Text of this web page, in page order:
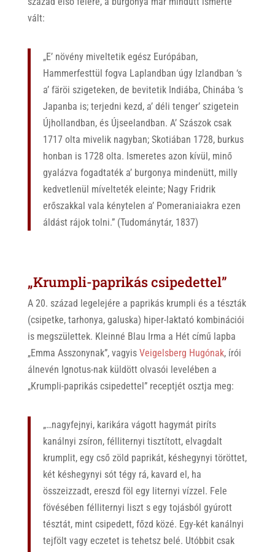
vált:
„E’ növény miveltetik egész Európában,
Hammerfesttül fogva Laplandban úgy Izlandban ‘s
a’ färöi szigeteken, de bevitetik Indiába, Chinába ‘s
Japanba is; terjedni kezd, a’ déli tenger’ szigetein
Újhollandban, és Újseelandban. A’ Szászok csak
1717 olta mivelik nagyban; Skotiában 1728, burkus
honban is 1728 olta. Ismeretes azon kívül, minő
gyalázva fogadtaték a’ burgonya mindenütt, milly
kedvetlenül mívelteték eleinte; Nagy Fridrik
erőszakkal vala kénytelen a’ Pomeraniaiakra ezen
áldást rájok tolni.” (Tudománytár, 1837)
„Krumpli-paprikás csipedettel”
A 20. század legelejére a paprikás krumpli és a tészták
(csipetke, tarhonya, galuska) hiper-laktató kombinációi
is megszülettek. Kleinné Blau Irma a Hét című lapba
„Emma Asszonynak”, vagyis Veigelsberg Hugónak, írói
álnevén Ignotus-nak küldött olvasói levelében a
„Krumpli-paprikás csipedettel” receptjét osztja meg:
„…nagyfejnyi, karikára vágott hagymát piríts
kanálnyi zsíron, félliternyi tisztított, elvagdalt
krumplit, egy cső zöld paprikát, késhegynyi töröttet,
két késhegynyi sót tégy rá, kavard el, ha
összeizzadt, ereszd föl egy liternyi vízzel. Fele
fövésében félliternyi liszt s egy tojásból gyúrott
tésztát, mint csipedett, főzd közé. Egy-két kanálnyi
tejfölt vagy eczetet is tehetsz belé. Utóbbit csak